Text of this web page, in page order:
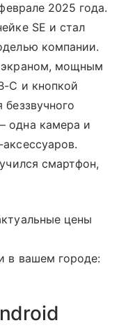
2025 года.
SE и стал
компании.
мощным
C и кнопкой
одна камера и
смартфон,
цены
в вашем городе: